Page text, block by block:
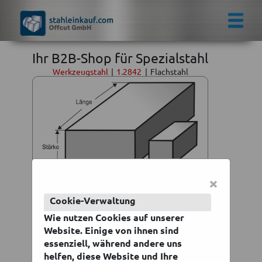
Ihr B2B-Shop für Spezialstahl
Werkzeugstahl | 1.2842 | Flachstahl
Werkzeugstahl | 1-2842 |
Flachstahl
ab 9,52 €
zzgl. Mwst. zzgl.Versand
Lieferzeit 3 - 6 Werktage
×
Cookie-Verwaltung
Wie nutzen Cookies auf unserer
Website. Einige von ihnen sind
essenziell, während andere uns
helfen, diese Website und Ihre